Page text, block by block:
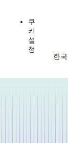
쿠
키
설
정
한